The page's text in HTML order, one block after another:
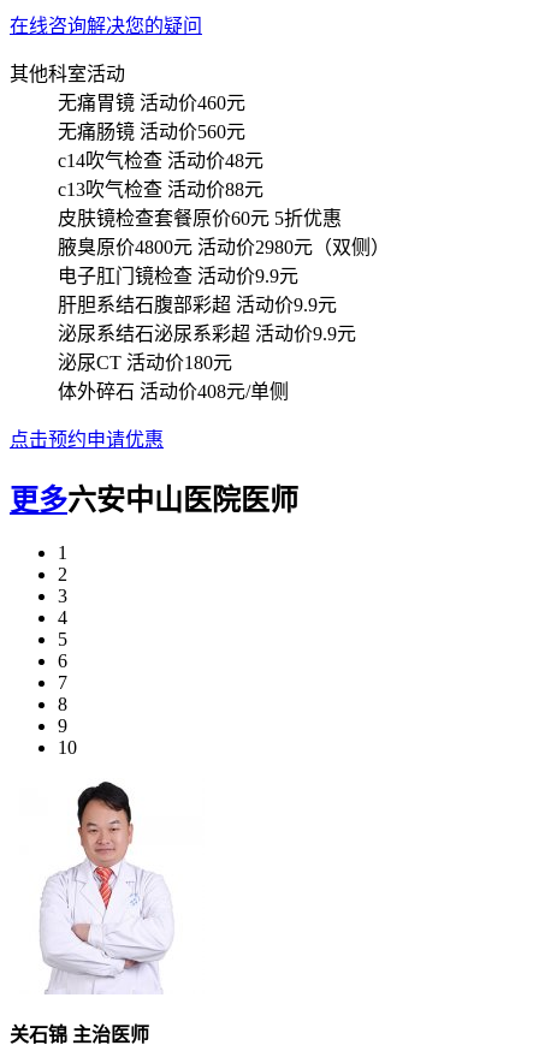
在线咨询解决您的疑问
其他科室活动
无痛胃镜 活动价460元
无痛肠镜 活动价560元
c14吹气检查 活动价48元
c13吹气检查 活动价88元
皮肤镜检查套餐原价60元 5折优惠
腋臭原价4800元 活动价2980元（双侧）
电子肛门镜检查 活动价9.9元
肝胆系结石腹部彩超 活动价9.9元
泌尿系结石泌尿系彩超 活动价9.9元
泌尿CT 活动价180元
体外碎石 活动价408元/单侧
点击预约申请优惠
更多六安中山医院医师
1
2
3
4
5
6
7
8
9
10
关石锦 主治医师